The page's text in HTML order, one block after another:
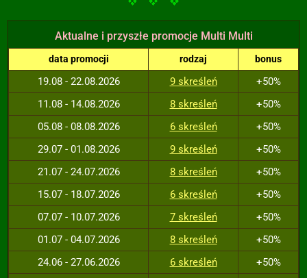
Aktualne i przyszłe promocje Multi Multi
data promocji rodzaj bonus
19.08 - 22.08.2026 9 skreśleń
+50%
11.08 - 14.08.2026
8 skreśleń
+50%
05.08 - 08.08.2026
6 skreśleń
+50%
29.07 - 01.08.2026
9 skreśleń
+50%
21.07 - 24.07.2026
8 skreśleń
+50%
15.07 - 18.07.2026
6 skreśleń
+50%
07.07 - 10.07.2026
7 skreśleń
+50%
01.07 - 04.07.2026
8 skreśleń
+50%
24.06 - 27.06.2026
6 skreśleń
+50%